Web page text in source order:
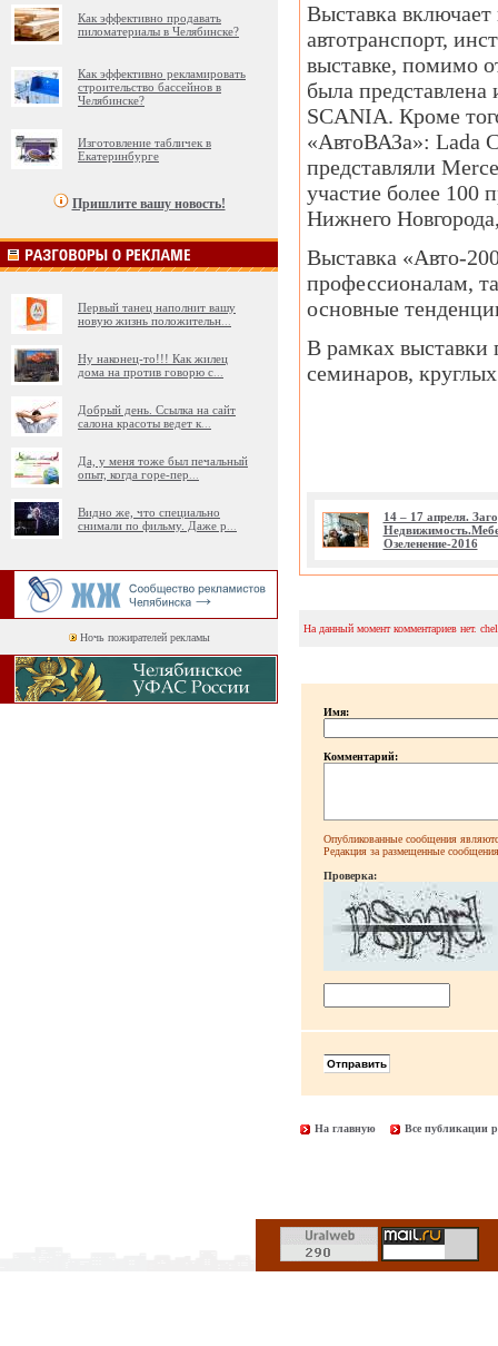
Как эффективно продавать
пиломатериалы в Челябинске?
Как эффективно рекламировать
строительство бассейнов в
Челябинске?
Изготовление табличек в
Екатеринбурге
Пришлите вашу новость!
Первый танец наполнит вашу
новую жизнь положительн
Ну наконец-то!!! Как жилец
дома на против говорю с
Добрый день. Ссылка на сайт
салона красоты ведет к
Да, у меня тоже был печальный
опыт, когда горе-пер
Видно же, что специально
снимали по фильму. Даже р
Ночь пожирателей рекламы
Выставка включает
автотранспорт,
выставке, помимо
была
SCANIA. Кроме
«АвтоВАЗа»: Lada
представляли
участие более 100
Нижнего
Выставка «Авто-
профессионалам,
основные
В рамках выставки
семинаров,
14 – 17 апреля.
Озеленение-2016
На данный момент комментариев нет.
Имя:
Комментарий:
Опубликованные сообщения
Редакция за размещенные сообщения
Проверка:
На главную Все публикации